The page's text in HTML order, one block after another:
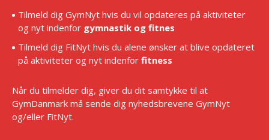
Tilmeld dig GymNyt hvis du vil opdateres på aktiviteter
og nyt indenfor gymnastik og fitnes
Tilmeld dig FitNyt hvis du alene ønsker at blive opdateret
på aktiviteter og nyt indenfor fitness
Når du tilmelder dig, giver du dit samtykke til at
GymDanmark må sende dig nyhedsbrevene GymNyt
og/eller FitNyt.